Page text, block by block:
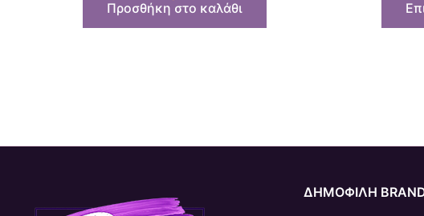
Προσθήκη στο καλάθι
ΔΗΜΟΦΙΛΗ